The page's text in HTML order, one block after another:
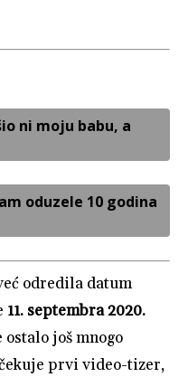
ni moju babu, a
oduzele 10 godina
odredila datum
11. septembra 2020.
ostalo još mnogo
prvi video-tizer,